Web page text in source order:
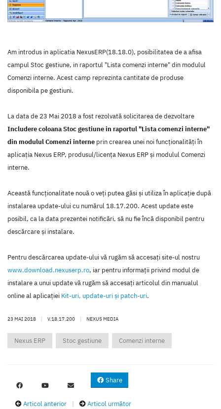
Am introdus in aplicatia NexusERP(18.18.0), posibilitatea de a afisa
campul Stoc gestiune, in raportul "Lista comenzi interne" din modulul
Comenzi interne. Acest camp reprezinta cantitate de produse
disponibila pe gestiuni.
La data de 23 Mai 2018 a fost rezolvată solicitarea de dezvoltare
Includere coloana Stoc gestiune in raportul "Lista comenzi interne"
din modulul Comenzi interne prin crearea unei noi funcţionalităţi în
aplicaţia Nexus ERP, produsul/licenţa Nexus ERP şi modulul Comenzi
interne.
Această funcţionalitate nouă o veţi putea găsi şi utiliza în aplicaţie după
instalarea update-ului cu numărul 18.17.200. Acest update este
posibil, ca la data prezentei notificări, să nu fie încă disponibil pentru
descărcare şi instalare.
Pentru descărcarea update-ului vă rugăm să accesaţi site-ul nostru
www.download.nexuserp.ro, iar pentru informaţii privind modul de
instalare a unui update vă rugăm să accesaţi articolul din manualul
online al aplicaţiei Kit-uri, update-uri şi patch-uri.
23 MAI 2018 | V.18.17.200 | NEXUS MEDIA
Nexus ERP Stoc gestiune Comenzi interne
Share
Articol anterior | Articol următor